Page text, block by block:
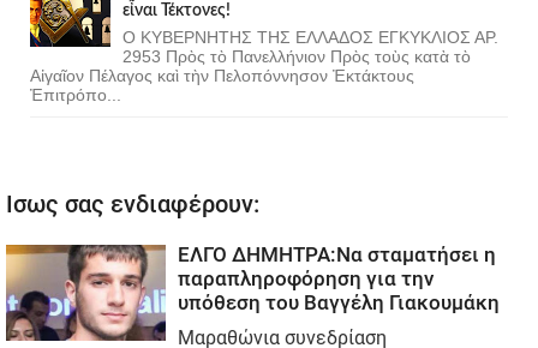
εἶναι Τέκτονες!
Ο ΚΥΒΕΡΝΗΤΗΣ ΤΗΣ ΕΛΛΑΔΟΣ ΕΓΚΥΚΛΙΟΣ ΑΡ.
2953 Πρὸς τὸ Πανελλήνιον Πρὸς τοὺς κατὰ τὸ
Αἰγαῖον Πέλαγος καὶ τὴν Πελοπόννησον Ἐκτάκτους
Ἐπιτρόπο...